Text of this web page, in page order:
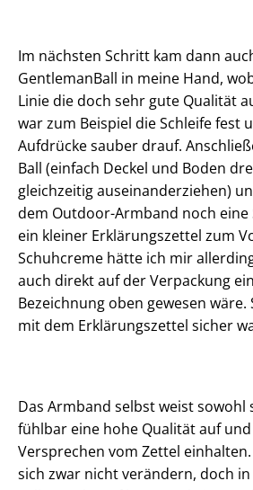
Im nächsten Schritt kam dann
GentlemanBall in meine Hand,
Linie die doch sehr gute Qualität
war zum Beispiel die Schleife fest
Aufdrücke sauber drauf.
Ball (einfach Deckel und Boden
gleichzeitig auseinanderziehen)
dem Outdoor-Armband noch eine
ein kleiner Erklärungszettel zum
Schuhcreme hätte ich mir
auch direkt auf der Verpackung
Bezeichnung oben gewesen
mit dem Erklärungszettel sicher
Das Armband selbst weist sowohl
fühlbar eine hohe Qualität auf
Versprechen vom Zettel
sich zwar nicht verändern, doch